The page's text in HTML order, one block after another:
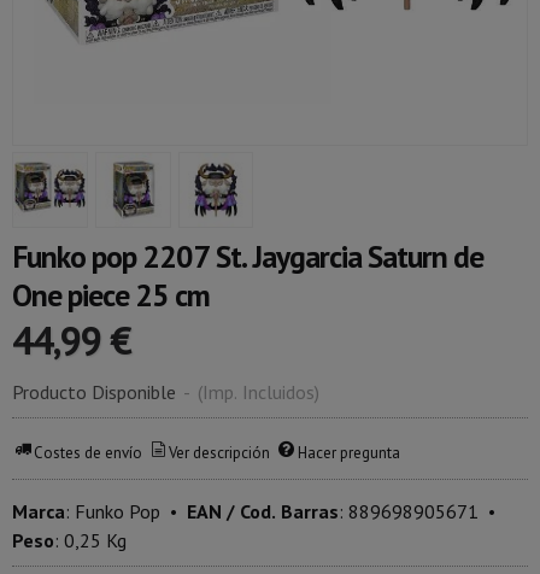
Funko pop 2207 St. Jaygarcia Saturn de
One piece 25 cm
44,99 €
Producto Disponible - (Imp. Incluidos)
Costes de envío Ver descripción Hacer pregunta
Marca: Funko Pop • EAN / Cod. Barras: 889698905671 •
Peso: 0,25 Kg